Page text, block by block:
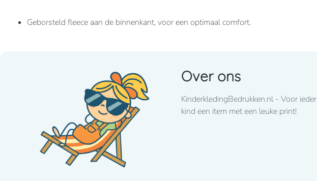
Geborsteld fleece aan de binnenkant, voor een optimaal comfort.
Over ons
KinderkledingBedrukken.nl - Voor ieder
kind een item met een leuke print!